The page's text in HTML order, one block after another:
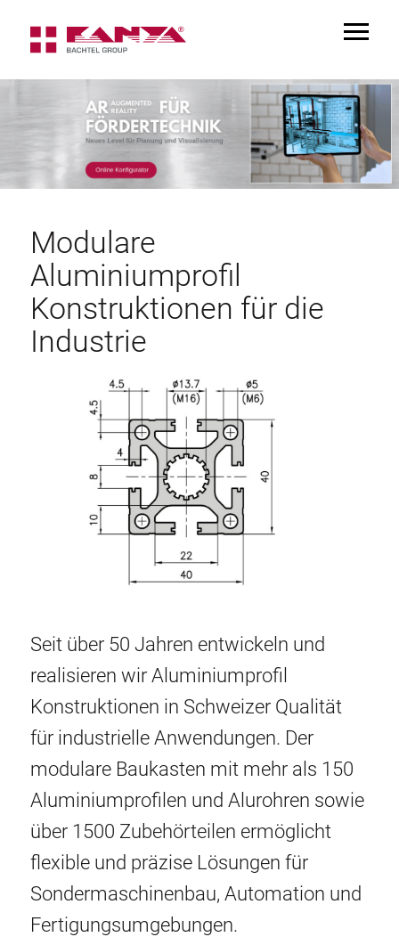
Modulare
Aluminiumprofil
Konstruktionen für die
Industrie
Seit über 50 Jahren entwickeln und
realisieren wir Aluminiumprofil
Konstruktionen in Schweizer Qualität
für industrielle Anwendungen. Der
modulare Baukasten mit mehr als 150
Aluminiumprofilen und Alurohren sowie
über 1500 Zubehörteilen ermöglicht
flexible und präzise Lösungen für
Sondermaschinenbau, Automation und
Fertigungsumgebungen.